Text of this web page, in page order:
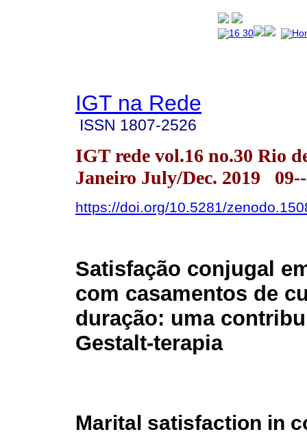
IGT na Rede
ISSN 1807-2526
IGT rede vol.16 no.30 Rio
Janeiro July/Dec. 2019
https://doi.org/10.5281/
Satisfação conjugal
com casamentos de
duração: uma
Gestalt-terapia
Marital satisfaction in